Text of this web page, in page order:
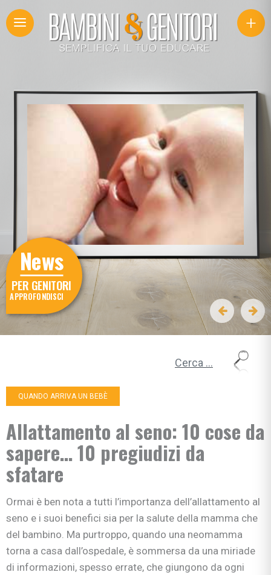
+
News
PER GENITORI
APPROFONDISCI
QUANDO ARRIVA UN BEBÈ
Allattamento al seno: 10 cose da
sapere… 10 pregiudizi da
sfatare
Ormai è ben nota a tutti l’importanza dell’allattamento al
seno e i suoi benefici sia per la salute della mamma che
del bambino. Ma purtroppo, quando una neomamma
torna a casa dall’ospedale, è sommersa da una miriade
di informazioni, spesso errate, che giungono da ogni